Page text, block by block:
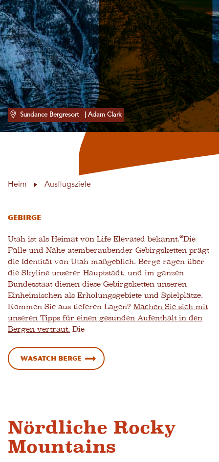
Sundance Bergresort | Adam Clark
Heim Ausflugsziele
Gebirge
Utah ist als Heimat von Life Elevated bekannt.®Die
Fülle und Nähe atemberaubender Gebirgsketten prägt
die Identität von Utah maßgeblich. Berge ragen über
die Skyline unserer Hauptstadt, und im ganzen
Bundesstaat dienen diese Gebirgsketten unseren
Einheimischen als Erholungsgebiete und Spielplätze.
Kommen Sie aus tieferen Lagen? Machen Sie sich mit
unseren Tipps für einen gesunden Aufenthalt in den
Bergen vertraut. Die
Wasatch Berge
Nördliche Rocky
Mountains